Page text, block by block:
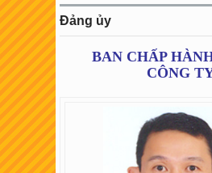
Đảng ủy
BAN CHẤP
CÔNG